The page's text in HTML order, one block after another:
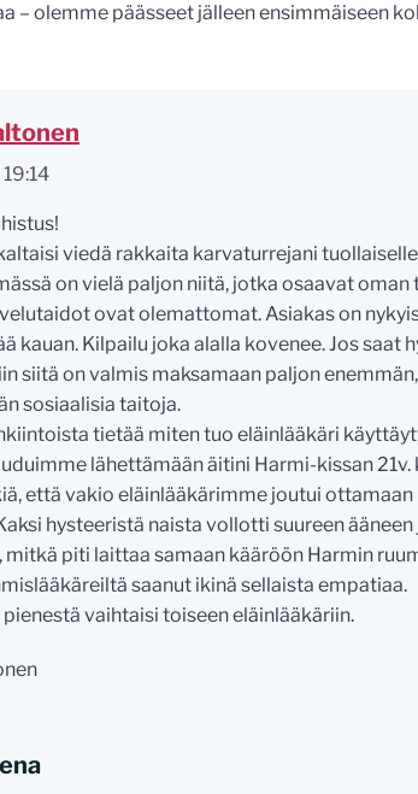
– olemme päässeet jälleen ensimmäiseen
viedä rakkaita karvaturrejani
on vielä paljon niitä, jotka osaavat oman
ovat olemattomat. Asiakas on
kauan. Kilpailu joka alalla kovenee. Jos saat
siitä on valmis maksamaan paljon
sosiaalisia taitoja.
tietää miten tuo eläinlääkäri
lähettämään äitini Harmi-kissan
että vakio eläinlääkärimme joutui
hysteeristä naista vollotti suureen
mitkä piti laittaa samaan kääröön Harmin
saanut ikinä sellaista empatiaa.
pienestä vaihtaisi toiseen eläinlääkäriin.